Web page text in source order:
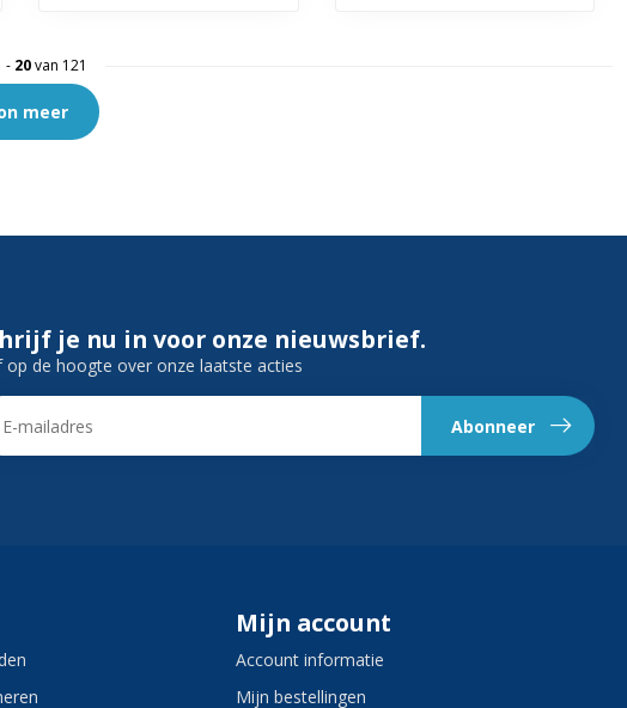
- 20van 121
meer
je nu in voor onze nieuwsbrief.
op de hoogte over onze laatste acties
Abonneer
Mijn account
Account informatie
Mijn bestellingen